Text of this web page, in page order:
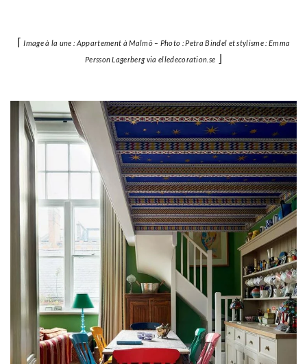
⌈Image à la une : Appartement à Malmö – Photo : Petra Bindel et stylisme : Emma
Persson Lagerberg via elledecoration.se ⌋